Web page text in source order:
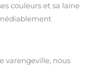
couleurs et sa laine
varengeville, nous